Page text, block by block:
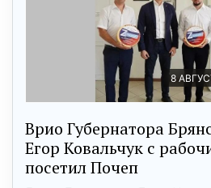
8
Врио Губернатора
Егор Ковальчук с
посетил Почеп